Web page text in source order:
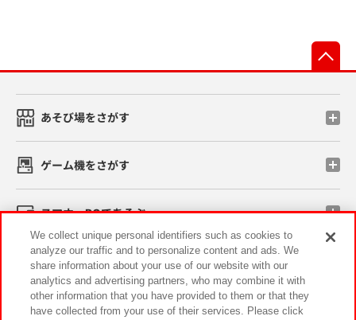
あそび場をさがす
ゲーム機をさがす
スマホ・PCであそぶ
イベント・キャンペーン
We collect unique personal identifiers such as cookies to
analyze our traffic and to personalize content and ads. We
share information about your use of our website with our
analytics and advertising partners, who may combine it with
other information that you have provided to them or that they
have collected from your use of their services. Please click